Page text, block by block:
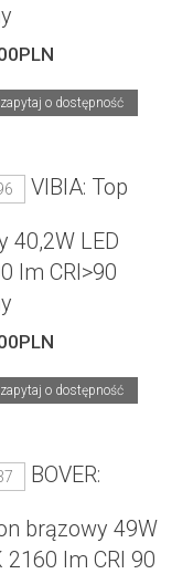
zapytaj o dostępność
VIBIA: Top
40,2W LED
lm CRI>90
zapytaj o dostępność
BOVER:
brązowy 49W
2160 lm CRI 90